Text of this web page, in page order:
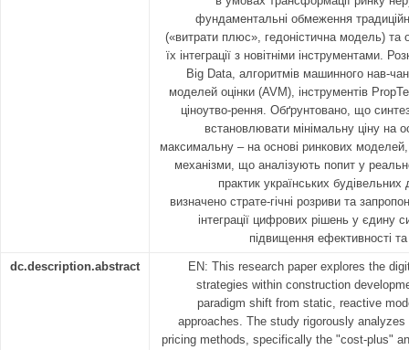
фундаментальні обмеження
(«витрати плюс», гедоністична модель) та
їх інтеграції з новітніми інструментами.
Big Data, алгоритмів машинного нав-
моделей оцінки (AVM), інструментів
ціноутво-рення. Обґрунтовано, що
встановлювати мінімальну ціну на
максимальну – на основі ринкових
механізми, що аналізують попит у
практик українських
визначено страте-гічні розриви та
інтеграції цифрових рішень у єдину
підвищення ефективності
dc.description.abstract
EN: This research paper explores the
strategies within construction
paradigm shift from static, reactive
approaches. The study rigorously
pricing methods, specifically the "cost-plus"